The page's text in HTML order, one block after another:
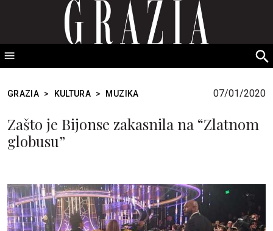
GRAZIA Srbija
GRAZIA > KULTURA > MUZIKA 07/01/2020
Zašto je Bijonse zakasnila na “Zlatnom
globusu”